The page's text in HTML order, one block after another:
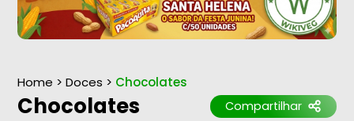
Home >Doces > Chocolates
Chocolates Compartilhar